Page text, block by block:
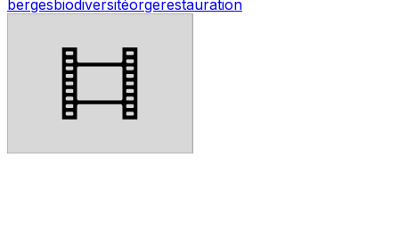
berges biodiversitéorgerestauration